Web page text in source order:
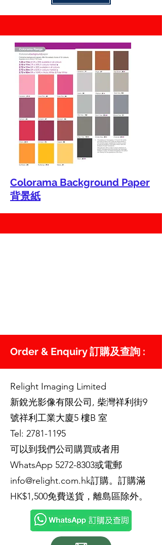
Colorama Background Paper
背景紙
Order & Enquiry 訂購及查詢 :
Relight Imaging Limited
新銳光影像有限公司, 柴灣祥利街9
號祥利工業大廈5 樓B 室
Tel: 2781-1195
可以到我們公司購買或者用
WhatsApp 5272-8303或電郵
info@relight.com.hk訂購。訂購滿
HK$1,500免費送貨，離島區除外。